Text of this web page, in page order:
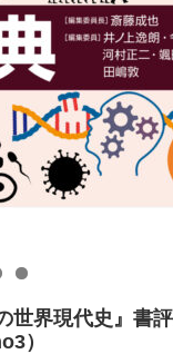
世界現代史』書
）